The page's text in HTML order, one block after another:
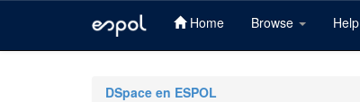
Home Browse Help
DSpace en ESPOL